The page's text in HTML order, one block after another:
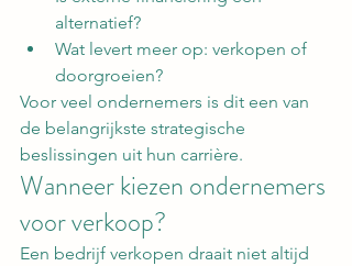
alternatief?
Wat levert meer op: verkopen of
doorgroeien?
Voor veel ondernemers is dit een van
de belangrijkste strategische
beslissingen uit hun carrière.
Wanneer kiezen ondernemers
voor verkoop?
Een bedrijf verkopen draait niet altijd